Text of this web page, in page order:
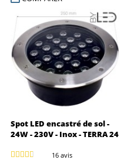
Spot LED encastré de sol -
24W - 230V - Inox - TERRA 24
16 avis